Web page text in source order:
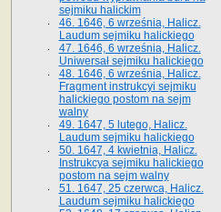
sejmiku halickim
46. 1646, 6 września, Halicz.
Laudum sejmiku halickiego
47. 1646, 6 września, Halicz.
Uniwersał sejmiku halickiego
48. 1646, 6 września, Halicz.
Fragment instrukcyi sejmiku
halickiego postom na sejm
walny
49. 1647, 5 lutego, Halicz.
Laudum sejmiku halickiego
50. 1647, 4 kwietnia, Halicz.
Instrukcya sejmiku halickiego
postom na sejm walny
51. 1647, 25 czerwca, Halicz.
Laudum sejmiku halickiego